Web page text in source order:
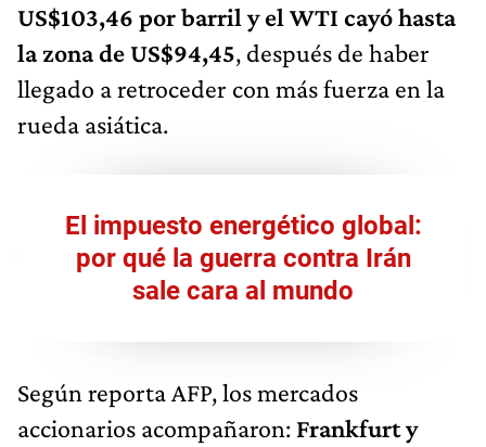
US$103,46 por barril y el WTI cayó hasta
la zona de US$94,45, después de haber
llegado a retroceder con más fuerza en la
rueda asiática.
El impuesto energético global:
por qué la guerra contra Irán
sale cara al mundo
Según reporta AFP, los mercados
accionarios acompañaron: Frankfurt y